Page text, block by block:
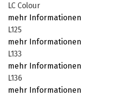
LC Colour
mehr Informationen
L125
mehr Informationen
L133
mehr Informationen
L136
mehr Informationen